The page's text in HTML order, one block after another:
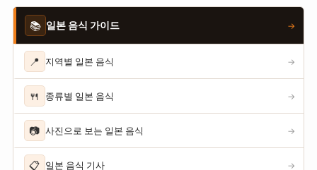
📚 일본 음식 가이드 →
📍 지역별 일본 음식 →
🍴 종류별 일본 음식 →
📷 사진으로 보는 일본 음식 →
📋 일본 음식 기사 →